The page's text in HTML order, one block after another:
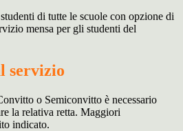
di tutte le scuole con opzione di
mensa per gli studenti del
servizio
o Semiconvitto è necessario
la relativa retta. Maggiori
indicato.